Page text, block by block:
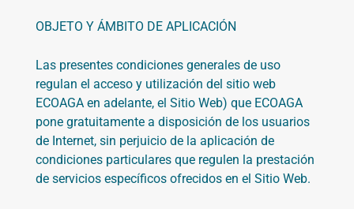
OBJETO Y ÁMBITO DE APLICACIÓN
Las presentes condiciones generales de uso
regulan el acceso y utilización del sitio web
ECOAGA en adelante, el Sitio Web) queECOAGA
pone gratuitamente a disposición de los usuarios
de Internet, sin perjuicio de la aplicación de
condiciones particulares que regulen la prestación
de servicios específicos ofrecidos en el Sitio Web.